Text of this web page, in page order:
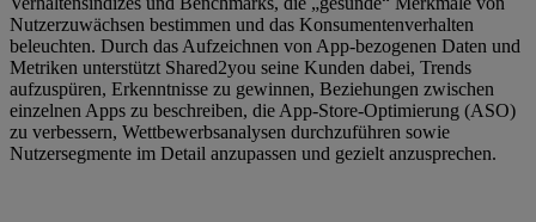
Nutzerzuwächsen bestimmen und das Konsumentenverhalten
beleuchten. Durch das Aufzeichnen von App-bezogenen Daten und
Metriken unterstützt Shared2you seine Kunden dabei, Trends
aufzuspüren, Erkenntnisse zu gewinnen, Beziehungen zwischen
einzelnen Apps zu beschreiben, die App-Store-Optimierung (ASO)
zu verbessern, Wettbewerbsanalysen durchzuführen sowie
Nutzersegmente im Detail anzupassen und gezielt anzusprechen.